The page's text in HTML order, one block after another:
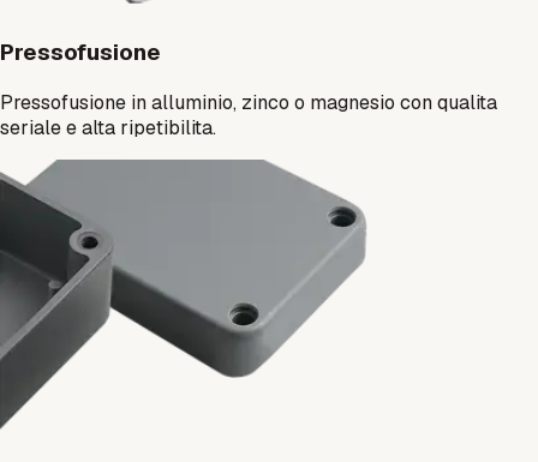
Pressofusione
Pressofusione in alluminio, zinco o magnesio con qualita
seriale e alta ripetibilita.